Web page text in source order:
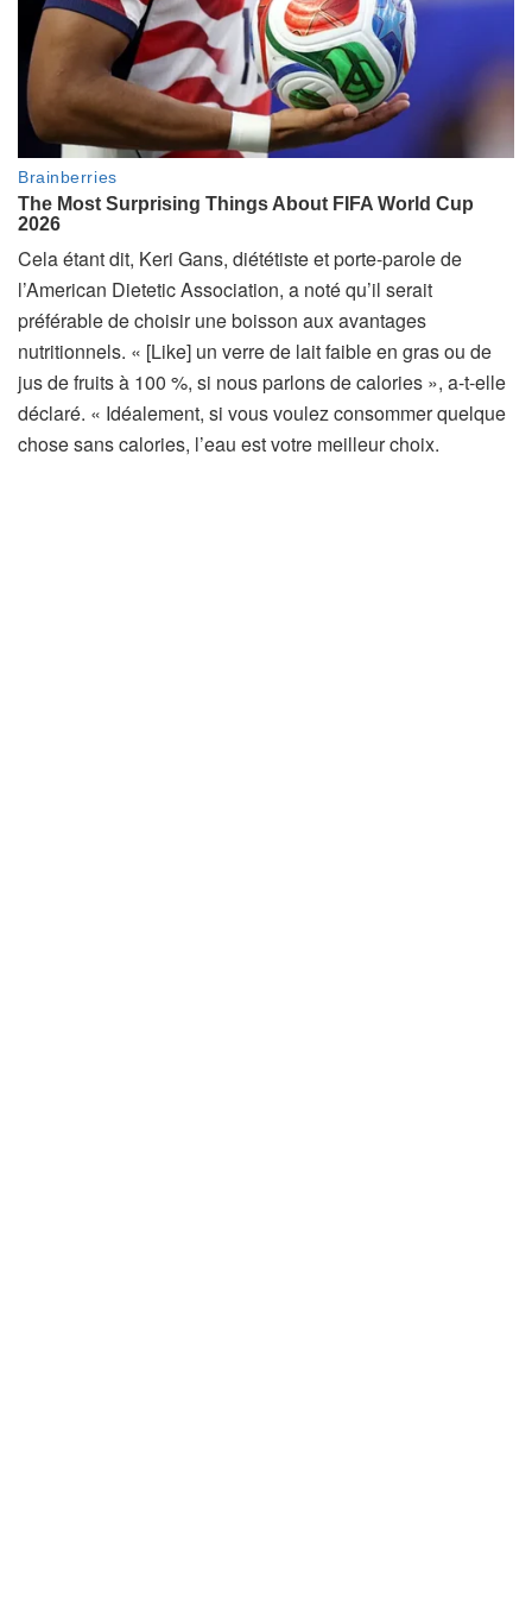
Cela étant dit, Keri Gans, diététiste et porte-parole de
l’American Dietetic Association, a noté qu’il serait
préférable de choisir une boisson aux avantages
nutritionnels. « [Like] un verre de lait faible en gras ou de
jus de fruits à 100 %, si nous parlons de calories », a-t-elle
déclaré. « Idéalement, si vous voulez consommer quelque
chose sans calories, l’eau est votre meilleur choix.